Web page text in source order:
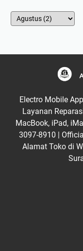
Electro Mobile
Layanan
MacBook, iPad,
3097-8910 |
Alamat Toko di